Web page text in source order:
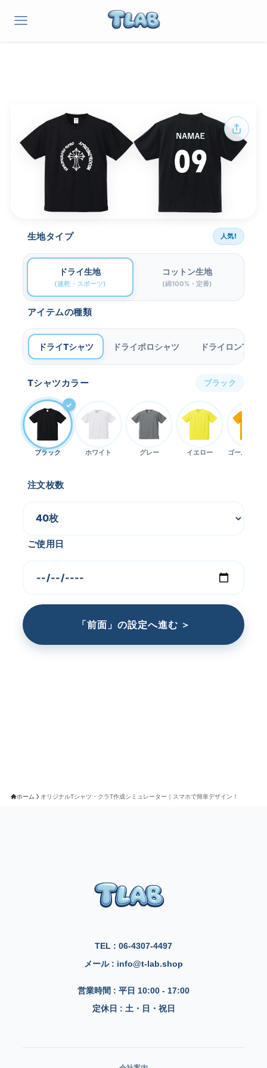
生地タイプ 人気!
ドライ生地
(速乾・スポーツ)
コットン生地
(綿100%・定番)
アイテムの種類
ドライTシャツ ドライポロシャツ ドライ ロンT
Tシャツカラー ブラック
ブラック ホワイト グレー イエロー
ゴールドオ
注文枚数
ご使用日
「前面」の設定へ進む ＞
ホーム オリジナルTシャツ・クラT作成シミュレーター｜スマホで簡単デザイン！
TEL : 06-4307-4497
メール : info@t-lab.shop
営業時間 : 平日 10:00 - 17:00
定休日 : 土・日・祝日